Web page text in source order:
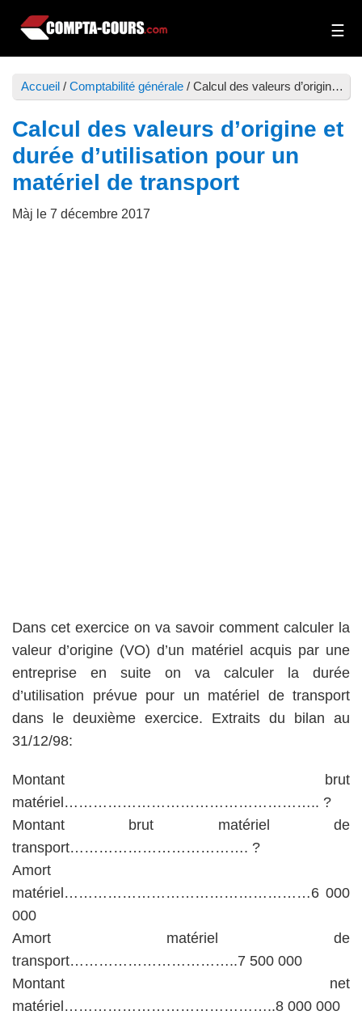
Passer
contenu
principal
Passer
la
barre
latérale
principale
Cours
exercices
de
comptabilité
Accueil / Comptabilité générale / Calcul des valeurs d’origine et durée d’utilisation pour un matériel de transport
Calcul des valeurs d’origine et
durée d’utilisation pour un
matériel de transport
Màj le 7 décembre 2017
Dans cet exercice on va savoir comment calculer la
valeur d’origine (VO) d’un matériel acquis par une
entreprise en suite on va calculer la durée
d’utilisation prévue pour un matériel de transport
dans le deuxième exercice. Extraits du bilan au
31/12/98:
Montant brut
matériel…………………………………………….. ?
Montant brut matériel de
transport………………………………. ?
Amort
matériel……………………………………………6 000
000
Amort matériel de
transport……………………………..7 500 000
Montant net
matériel……………………………………..8 000 000